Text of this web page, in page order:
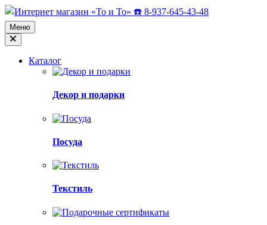
Skip
to
content
Меню
Каталог
Декор и подарки
Посуда
Текстиль